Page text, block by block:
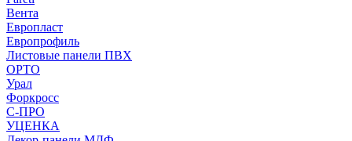
Вента
Европласт
Европрофиль
Листовые панели ПВХ
ОРТО
Урал
Форкросс
С-ПРО
УЦЕНКА